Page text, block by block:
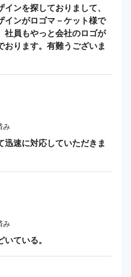
ンを探しておりまして、
インがロゴマ－ケット様で
社員もやっと会社のロゴが
おります。有難うございま
み
迅速に対応していただきま
み
ている。